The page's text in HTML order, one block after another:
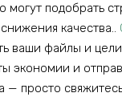
могут подобрать
качества..
ваши файлы и
экономии и
— просто